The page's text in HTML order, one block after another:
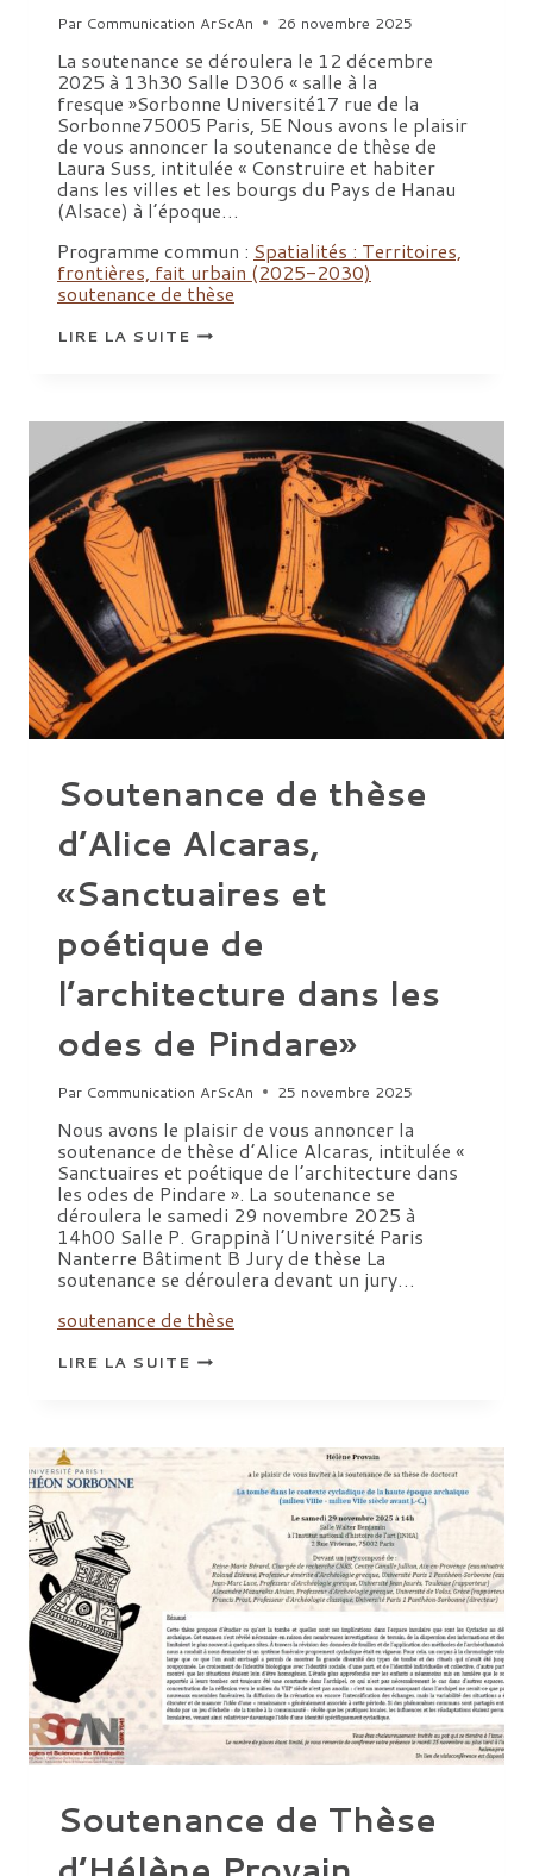
Par Communication ArScAn 26 novembre 2025
La soutenance se déroulera le 12 décembre
2025 à 13h30 Salle D306 « salle à la
fresque »Sorbonne Université17 rue de la
Sorbonne75005 Paris, 5E Nous avons le plaisir
de vous annoncer la soutenance de thèse de
Laura Suss, intitulée « Construire et habiter
dans les villes et les bourgs du Pays de Hanau
(Alsace) à l’époque…
Programme commun : Spatialités : Territoires,
frontières, fait urbain (2025-2030)
soutenance de thèse
LIRE LA SUITESOUTENANCE
DE
« CONSTRUIRE
ET
HABITER
DANS
LES
VILLES
LES
BOURGS
PAYS
DE
HANAU
(ALSACE)
Soutenance de thèse
d’Alice Alcaras,
«Sanctuaires et
poétique de
l’architecture dans les
odes de Pindare»
Par Communication ArScAn 25 novembre 2025
Nous avons le plaisir de vous annoncer la
soutenance de thèse d’Alice Alcaras, intitulée «
Sanctuaires et poétique de l’architecture dans
les odes de Pindare ». La soutenance se
déroulera le samedi 29 novembre 2025 à
14h00 Salle P. Grappinà l’Université Paris
Nanterre Bâtiment B Jury de thèse La
soutenance se déroulera devant un jury…
soutenance de thèse
LIRE LA SUITESOUTENANCE
DE
ET
POÉTIQUE
L’ARCHITECTURE
DANS
LES
ODES
DE
PINDARE»
Soutenance de Thèse